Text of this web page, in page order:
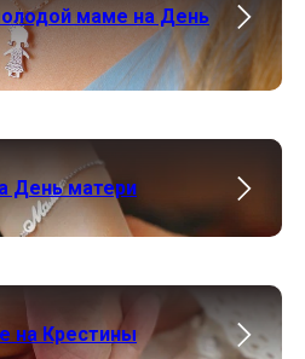
маме на День
День матери
на Крестины